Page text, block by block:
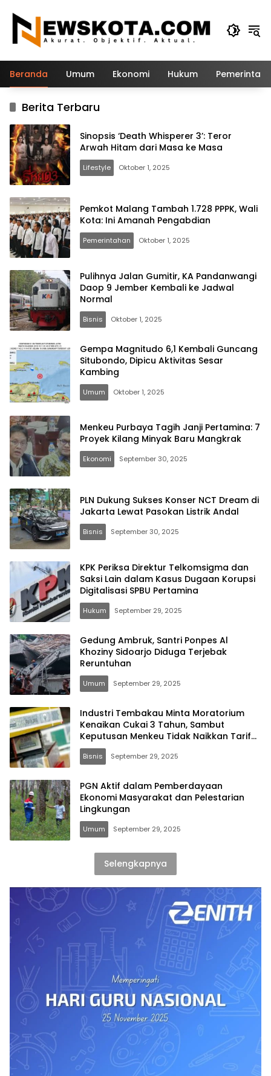
konten
Beranda Umum Ekonomi Hukum
Berita Terbaru
Sinopsis ‘Death Whisperer 3’: Teror
Arwah Hitam dari Masa ke Masa
Lifestyle Oktober 1, 2025
Pemkot Malang Tambah 1.728 PPPK, Wali
Kota: Ini Amanah Pengabdian
Pemerintahan Oktober 1, 2025
Pulihnya Jalan Gumitir, KA Pandanwangi
Daop 9 Jember Kembali ke Jadwal
Normal
Bisnis Oktober 1, 2025
Newskota.comGempa Magnitudo 6,1 Kembali Guncang
Situbondo, Dipicu Aktivitas Sesar
Kambing
Umum Oktober 1, 2025
Menkeu Purbaya Tagih Janji Pertamina: 7
Proyek Kilang Minyak Baru Mangkrak
Ekonomi September 30, 2025
PLN Dukung Sukses Konser NCT Dream di
Jakarta Lewat Pasokan Listrik Andal
Bisnis September 30, 2025
KPK Periksa Direktur Telkomsigma dan
Saksi Lain dalam Kasus Dugaan Korupsi
Digitalisasi SPBU Pertamina
Hukum September 29, 2025
Gedung Ambruk, Santri Ponpes Al
Khoziny Sidoarjo Diduga Terjebak
Reruntuhan
Umum September 29, 2025
Industri Tembakau Minta Moratorium
Kenaikan Cukai 3 Tahun, Sambut
Keputusan Menkeu Tidak Naikkan Tarif
2026
Bisnis September 29, 2025
PGN Aktif dalam Pemberdayaan
Ekonomi Masyarakat dan Pelestarian
Lingkungan
Umum September 29, 2025
Selengkapnya